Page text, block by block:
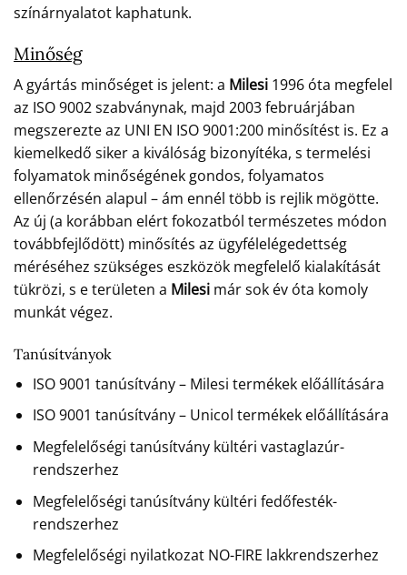
színárnyalatot kaphatunk.
Minőség
A gyártás minőséget is jelent: a Milesi 1996 óta megfelel
az ISO 9002 szabványnak, majd 2003 februárjában
megszerezte az UNI EN ISO 9001:200 minősítést is. Ez a
kiemelkedő siker a kiválóság bizonyítéka, s termelési
folyamatok minőségének gondos, folyamatos
ellenőrzésén alapul – ám ennél több is rejlik mögötte.
Az új (a korábban elért fokozatból természetes módon
továbbfejlődött) minősítés az ügyfélelégedettség
méréséhez szükséges eszközök megfelelő kialakítását
tükrözi, s e területen a Milesi már sok év óta komoly
munkát végez.
Tanúsítványok
ISO 9001 tanúsítvány – Milesi termékek előállítására
ISO 9001 tanúsítvány – Unicol termékek előállítására
Megfelelőségi tanúsítvány kültéri vastaglazúr-
rendszerhez
Megfelelőségi tanúsítvány kültéri fedőfesték-
rendszerhez
Megfelelőségi nyilatkozat NO-FIRE lakkrendszerhez